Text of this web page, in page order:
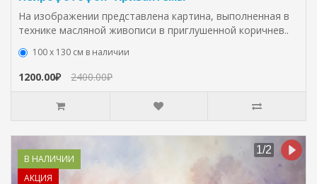
На изображении представлена картина, выполненная в
технике масляной живописи в приглушенной коричнев..
100 х 130 см в наличии
1200.00₽ 2400.00₽
В НАЛИЧИИ
АКЦИЯ